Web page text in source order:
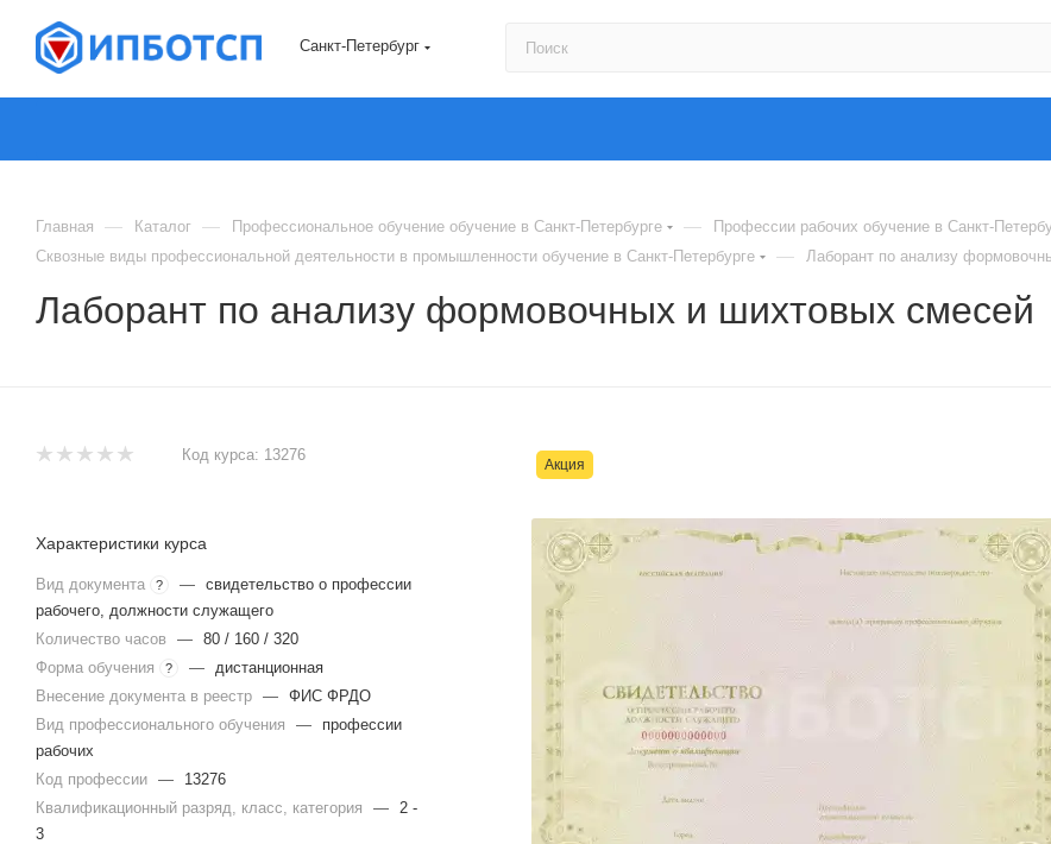
Санкт-Петербург
Главная — Каталог — Профессиональное обучение обучение в Санкт-Петербурге — Профессии рабочих обучение в Санкт-
Сквозные виды профессиональной деятельности в промышленности обучение в Санкт-Петербурге — Лаборант по анализу
Лаборант по анализу формовочных и шихтовых смесей
Акция
Код курса: 13276
Характеристики курса
Вид документа ? — свидетельство о профессии
рабочего, должности служащего
Количество часов
— 80 / 160 / 320
Форма обучения
? —
дистанционная
Внесение документа в реестр — ФИС ФРДО
Вид профессионального обучения
—
профессии
рабочих
Код профессии —
13276
Квалификационный разряд, класс, категория
—
2 -
3